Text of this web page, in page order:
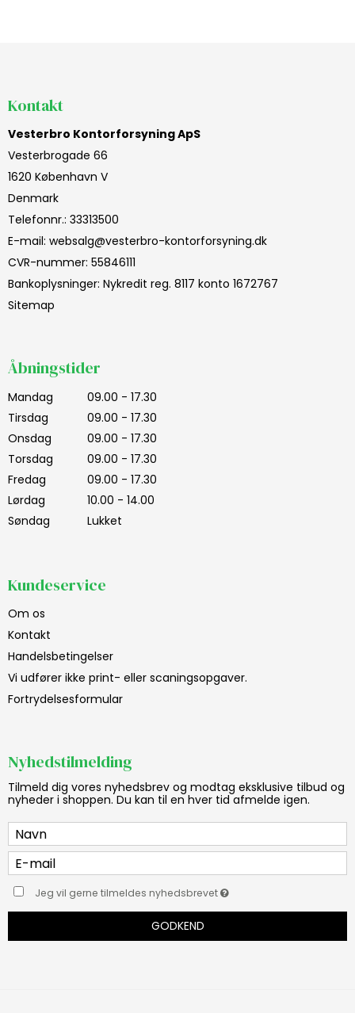
Kontakt
Vesterbro Kontorforsyning ApS
Vesterbrogade 66
1620 København V
Denmark
Telefonnr.: 33313500
E-mail: websalg@vesterbro-kontorforsyning.dk
CVR-nummer: 55846111
Bankoplysninger: Nykredit reg. 8117 konto 1672767
Sitemap
Åbningstider
Mandag
09.00 - 17.30
Tirsdag
09.00 - 17.30
Onsdag
09.00 - 17.30
Torsdag
09.00 - 17.30
Fredag
09.00 - 17.30
Lørdag
10.00 - 14.00
Søndag
Lukket
Kundeservice
Om os
Kontakt
Handelsbetingelser
Vi udfører ikke print- eller scaningsopgaver.
Fortrydelsesformular
Nyhedstilmelding
Tilmeld dig vores nyhedsbrev og modtag eksklusive tilbud og
nyheder i shoppen. Du kan til en hver tid afmelde igen.
Jeg vil gerne tilmeldes nyhedsbrevet
GODKEND